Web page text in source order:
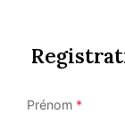
Prénom *